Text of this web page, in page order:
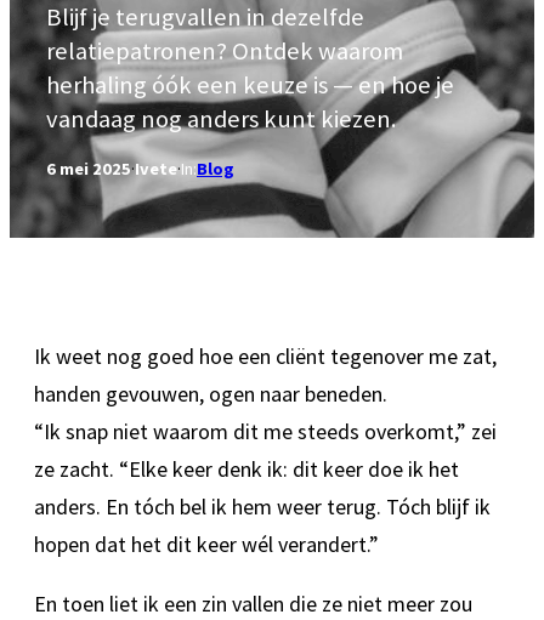
Blijf je terugvallen in dezelfde
relatiepatronen? Ontdek waarom
herhaling óók een keuze is — en hoe je
vandaag nog anders kunt kiezen.
6 mei 2025·Ivete·In:Blog
Ik weet nog goed hoe een cliënt tegenover me zat,
handen gevouwen, ogen naar beneden.
“Ik snap niet waarom dit me steeds overkomt,” zei
ze zacht. “Elke keer denk ik: dit keer doe ik het
anders. En tóch bel ik hem weer terug. Tóch blijf ik
hopen dat het dit keer wél verandert.”
En toen liet ik een zin vallen die ze niet meer zou